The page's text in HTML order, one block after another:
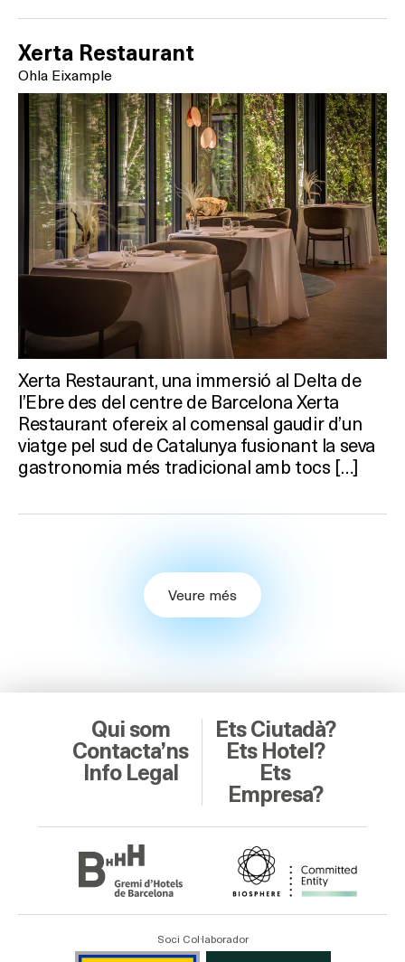
Xerta Restaurant
Ohla Eixample
Xerta Restaurant, una immersió al Delta de
l’Ebre des del centre de Barcelona Xerta
Restaurant ofereix al comensal gaudir d’un
viatge pel sud de Catalunya fusionant la seva
gastronomia més tradicional amb tocs […]
Veure més
Qui som
Contacta’ns
Info Legal
Ets Ciutadà?
Ets Hotel?
Ets
Empresa?
Soci Col·laborador